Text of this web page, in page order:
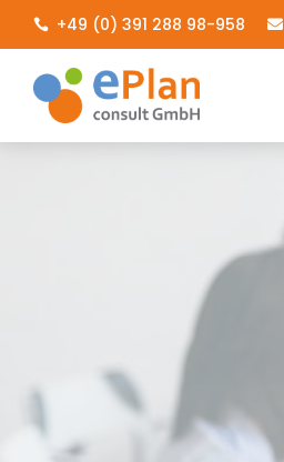
 +49 (0) 391 288 98-958 